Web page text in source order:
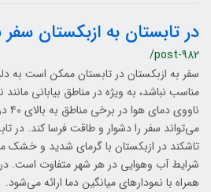
در تابستان به ازبکستان سفر
/post-982
سفر به ازبکستان در تابستان ممکن است به
مناسب نباشد، به ویژه در مناطق بیابانی
می‌تواند سفر را دشوار و طاقت فرسا کند. در
تاشکند در ازبکستان با گرمای شدید و خشک
شرایط آب وهوایی در هر شهر متفاوت است.
همراه با نمودارهای میانگین دما ارائه می‌شود.